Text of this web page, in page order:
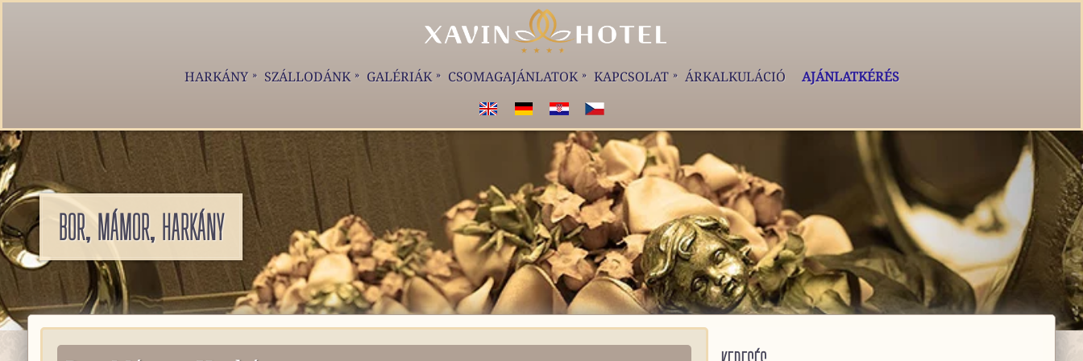
HARKÁNY SZÁLLODÁNK GALÉRIÁK CSOMAGAJÁNLATOK KAPCSOLAT ÁRKALKULÁCIÓ
AJÁNLATKÉRÉS
WELCOME!WILKOMMEN!
DOBRODOŠLI!
BOR, MÁMOR, HARKÁNY